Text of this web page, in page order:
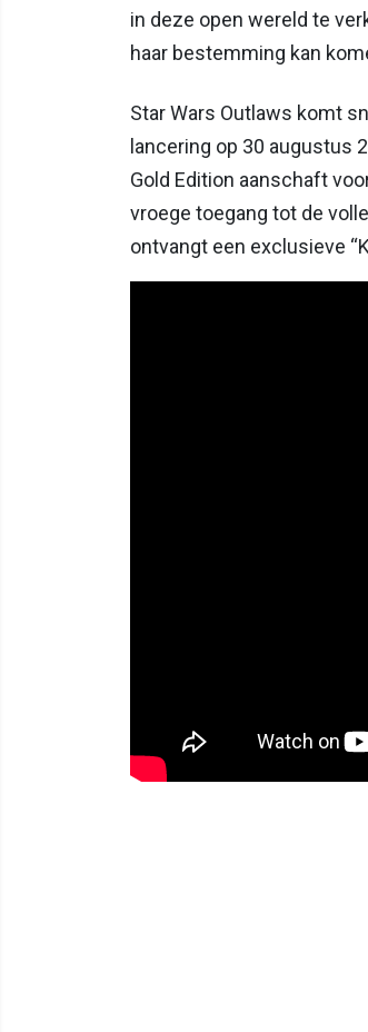
in deze open wereld te
haar bestemming kan
Star Wars Outlaws komt
lancering op 30 augustus
Gold Edition aanschaft
vroege toegang tot de
ontvangt een exclusieve